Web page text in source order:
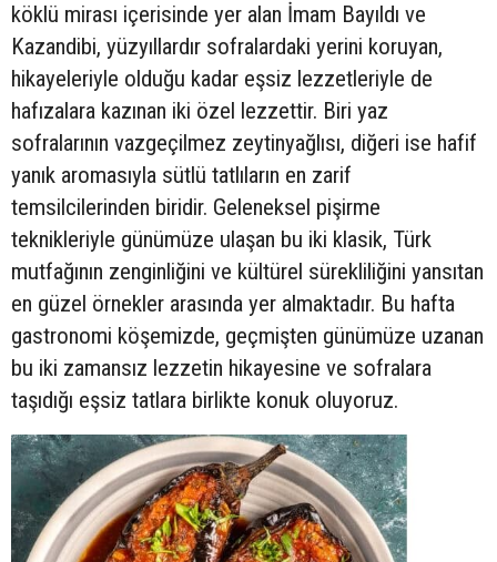
köklü mirası içerisinde yer alan İmam Bayıldı ve
Kazandibi, yüzyıllardır sofralardaki yerini koruyan,
hikayeleriyle olduğu kadar eşsiz lezzetleriyle de
hafızalara kazınan iki özel lezzettir. Biri yaz
sofralarının vazgeçilmez zeytinyağlısı, diğeri ise hafif
yanık aromasıyla sütlü tatlıların en zarif
temsilcilerinden biridir. Geleneksel pişirme
teknikleriyle günümüze ulaşan bu iki klasik, Türk
mutfağının zenginliğini ve kültürel sürekliliğini yansıtan
en güzel örnekler arasında yer almaktadır. Bu hafta
gastronomi köşemizde, geçmişten günümüze uzanan
bu iki zamansız lezzetin hikayesine ve sofralara
taşıdığı eşsiz tatlara birlikte konuk oluyoruz.